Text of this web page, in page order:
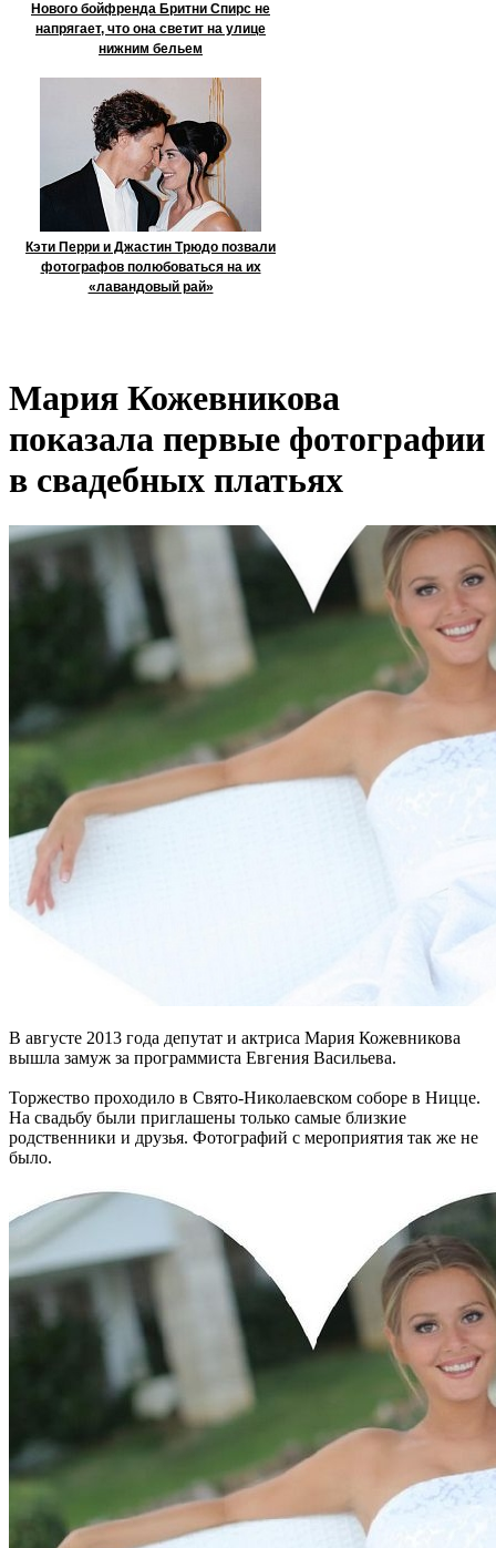
Нового бойфренда Бритни Спирс не
напрягает, что она светит на улице
нижним бельем
Кэти Перри и Джастин Трюдо позвали
фотографов полюбоваться на их
«лавандовый рай»
Мария Кожевникова
показала первые фотографии
в свадебных платьях
В августе 2013 года депутат и актриса Мария Кожевникова
вышла замуж за программиста Евгения Васильева.
Торжество проходило в Свято-Николаевском соборе в Ницце.
На свадьбу были приглашены только самые близкие
родственники и друзья. Фотографий с мероприятия так же не
было.